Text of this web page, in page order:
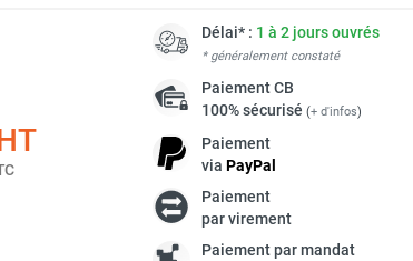
Délai* : 1 à 2 jours ouvrés
* généralement constaté
PaiementCB
100% sécurisé (+ d'infos)
Paiement
via PayPal
Paiement
par virement
Paiement par mandat